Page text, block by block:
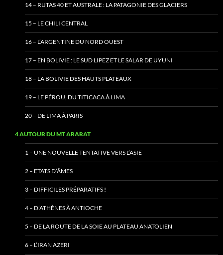
14 – RUTAS 40 ET AUSTRALE : LA PATAGONIE DES GLACIERS
15 – LE CHILI CENTRAL
16 – L’ARGENTINE DU NORD OUEST
17 – EN BOLIVIE : LE SUD LIPEZ ET LE SALAR DE UYUNI
18 – LA BOLIVIE DES HAUTS PLATEAUX
19 – LE PÉROU, DU TITICACA À LIMA
20 – DE LIMA À PARIS
4 AUTOUR DU MT ARARAT
1 – UNE NOUVELLE TENTATIVE VERS L’ASIE
2 – ETATS D’ÂMES
3 – DIFFICILES PRÉPARATIFS !
4 – D’ATHÈNES À ANTIOCHE
5 – DE LA ROUTE DE LA SOIE AU PLATEAU ANATOLIEN
6 – L’IRAN AZERI